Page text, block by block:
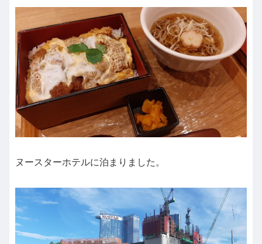
ヌースターホテルに泊まりました。